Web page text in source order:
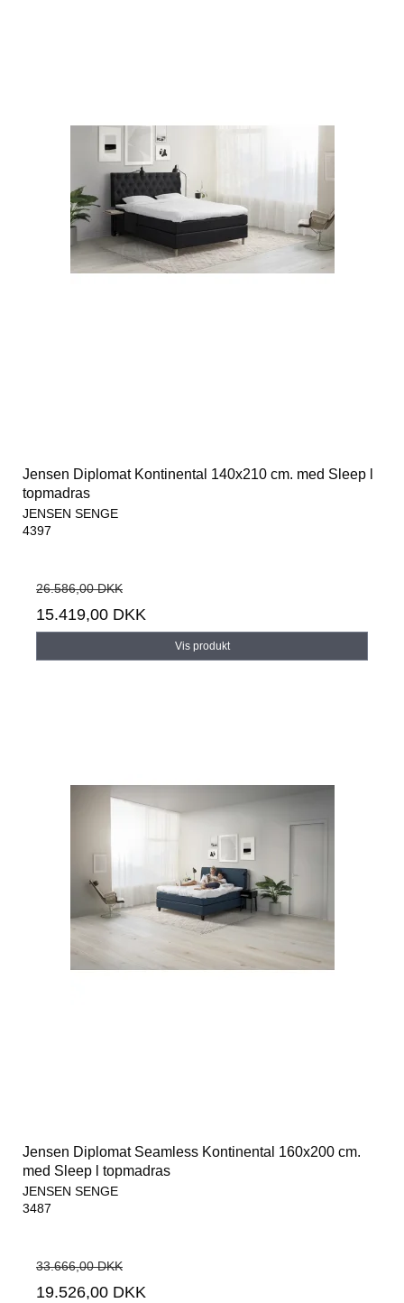
Jensen Diplomat Kontinental 140x210 cm. med Sleep l
topmadras
JENSEN SENGE
4397
26.586,00 DKK
15.419,00 DKK
Vis produkt
Jensen Diplomat Seamless Kontinental 160x200 cm.
med Sleep l topmadras
JENSEN SENGE
3487
33.666,00 DKK
19.526,00 DKK